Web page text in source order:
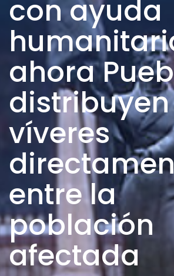
con ayuda
ahora
distribuyen
víveres
entre la
población
afectada